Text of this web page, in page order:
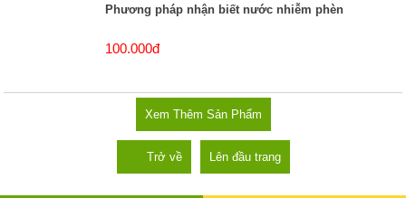
Phương pháp nhận biết nước nhiễm phèn
100.000đ
Xem Thêm Sản Phẩm
Trở về Lên đầu trang